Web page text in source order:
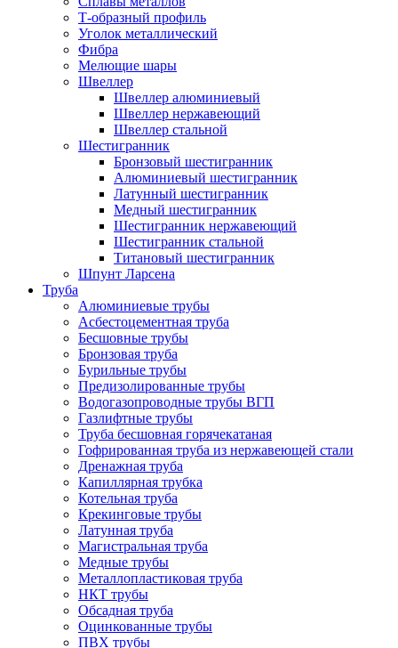
Т-образный профиль
Уголок металлический
Фибра
Мелющие шары
Швеллер
Швеллер алюминиевый
Швеллер нержавеющий
Швеллер стальной
Шестигранник
Бронзовый шестигранник
Алюминиевый шестигранник
Латунный шестигранник
Медный шестигранник
Шестигранник нержавеющий
Шестигранник стальной
Титановый шестигранник
Шпунт Ларсена
Труба
Алюминиевые трубы
Асбестоцементная труба
Бесшовные трубы
Бронзовая труба
Бурильные трубы
Предизолированные трубы
Водогазопроводные трубы ВГП
Газлифтные трубы
Труба бесшовная горячекатаная
Гофрированная труба из нержавеющей стали
Дренажная труба
Капиллярная трубка
Котельная труба
Крекинговые трубы
Латунная труба
Магистральная труба
Медные трубы
Металлопластиковая труба
НКТ трубы
Обсадная труба
Оцинкованные трубы
ПВХ трубы